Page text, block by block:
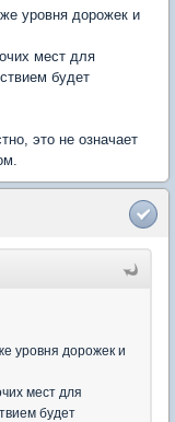
уровня дорожек и
мест для
будет
это не означает
уровня дорожек и
мест для
будет